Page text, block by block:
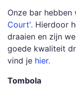
Onze bar
Court'. Hierdoor
draaien en zijn
goede kwaliteit
vind je hier.
Tombola